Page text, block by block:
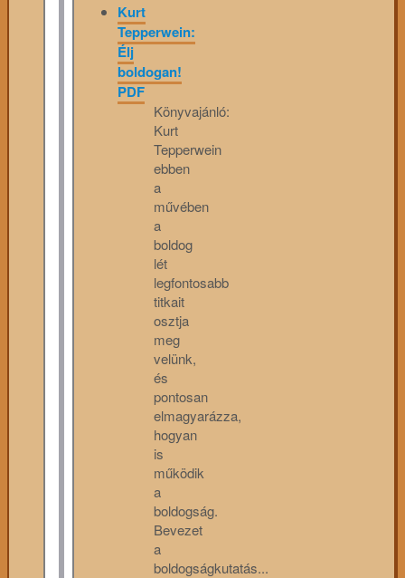
Kurt
Tepperwein:
Élj
boldogan!
PDF
Könyvajánló:
Kurt
Tepperwein
ebben
a
művében
a
boldog
lét
legfontosabb
titkait
osztja
meg
velünk,
és
pontosan
elmagyarázza,
hogyan
is
működik
a
boldogság.
Bevezet
a
boldogságkutatás...